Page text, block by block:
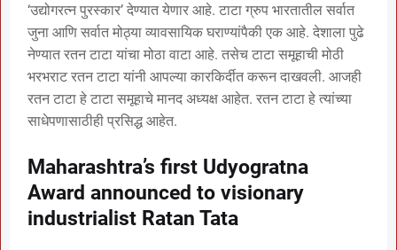
‘उद्योगरत्न पुरस्कार’ देण्यात येणार आहे. टाटा ग्रुप भारतातील सर्वात
जुना आणि सर्वात मोठ्या व्यावसायिक घराण्यांपैकी एक आहे. देशाला पुढे
नेण्यात रतन टाटा यांचा मोठा वाटा आहे. तसेच टाटा समूहाची मोठी
भरभराट रतन टाटा यांनी आपल्या कारकिर्दीत करून दाखवली. आजही
रतन टाटा हे टाटा समूहाचे मानद अध्यक्ष आहेत. रतन टाटा हे त्यांच्या
साधेपणासाठीही प्रसिद्ध आहेत.
Maharashtra’s first Udyogratna
Award announced to visionary
industrialist Ratan Tata